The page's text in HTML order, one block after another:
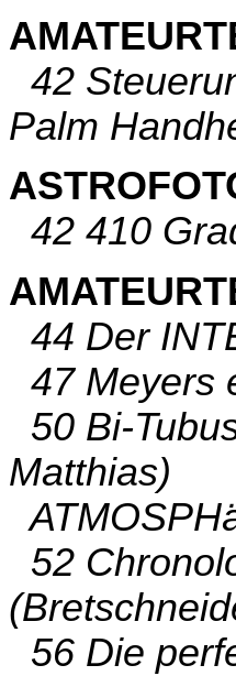
42
Palm
42 410
44 Der
47 Meyers
50 Bi-
Matthias)
52
56 Die